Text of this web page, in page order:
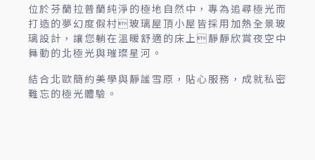
位於芬蘭拉普蘭純淨的極地自然中，專為追尋極光而
打造的夢幻度假村玻璃屋頂小屋皆採用加熱全景玻
璃設計，讓您躺在溫暖舒適的床上靜靜欣賞夜空中
舞動的北極光與璀璨星河。
結合北歐簡約美學與靜謐雪原，貼心服務，成就私密
難忘的極光體驗。